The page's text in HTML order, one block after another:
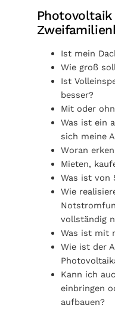
Ist mein
Wie groß
Ist
besser?
Mit oder
Was ist ein
sich meine
Woran
Mieten,
Was ist von
Wie
vollständig
Was ist mit
Wie ist der
Kann ich
einbringen
aufbauen?